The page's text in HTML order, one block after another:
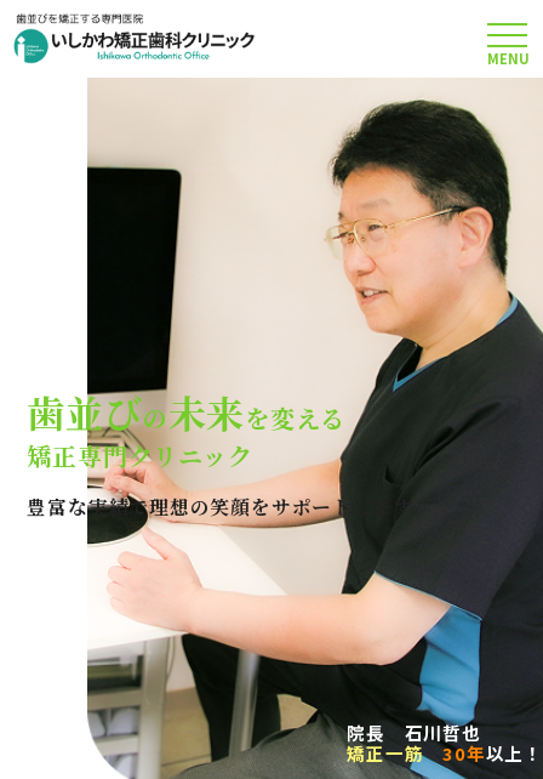
矯正治療について
当院のこだわり
費用について
クリニック案内
Q＆A
アクセス
お問い合わせ
MENU
歯並びの未来を変える
矯正専門クリニック
豊富な実績で理想の笑顔をサポートします
院長 石川哲也
矯正一筋
30年以上！